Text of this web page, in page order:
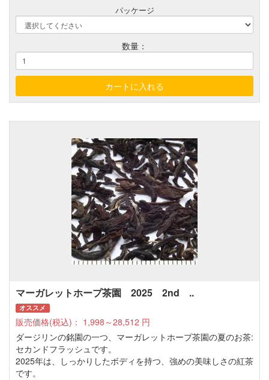
パッケージ
数量：
マーガレットホープ茶園 2025 2nd ..
オススメ
販売価格(税込)： 1,998～28,512 円
ダージリンの銘園の一つ、マーガレットホープ茶園の夏のお茶:
セカンドフラッシュです。
2025年は、しっかりしたボディを持つ、強めの美味しさの紅茶
です。